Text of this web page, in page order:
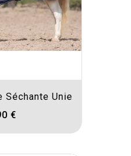
Séchante Unie
€